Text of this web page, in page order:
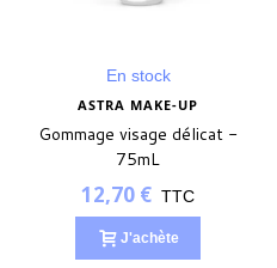
En stock
ASTRA MAKE-UP
Gommage visage délicat -
75mL
12,70 € TTC
J'achète